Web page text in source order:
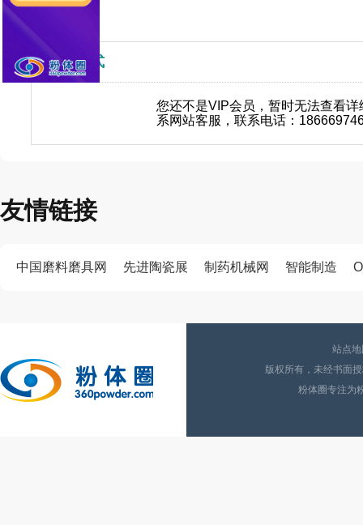
联系方式
您还不是VIP会员，暂时无法查看
系网站客服，联系电话：
友情链接
中国磨料磨具网 先进陶瓷展 制药机械网 智能制造
站点
版权所有，未经书面
粉体圈专注为